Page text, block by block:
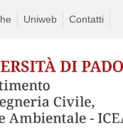
Uniweb Contatti